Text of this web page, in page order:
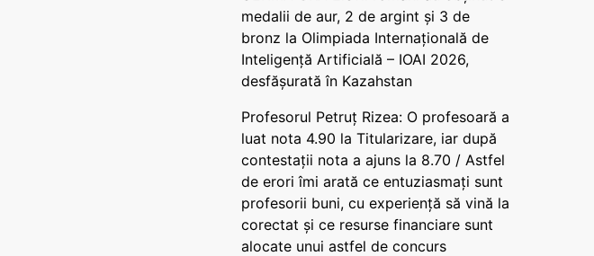
medalii de aur, 2 de argint și 3 de
bronz la Olimpiada Internațională de
Inteligență Artificială – IOAI 2026,
desfășurată în Kazahstan
Profesorul Petruț Rizea: O profesoară a
luat nota 4.90 la Titularizare, iar după
contestații nota a ajuns la 8.70 / Astfel
de erori îmi arată ce entuziasmați sunt
profesorii buni, cu experiență să vină la
corectat și ce resurse financiare sunt
alocate unui astfel de concurs